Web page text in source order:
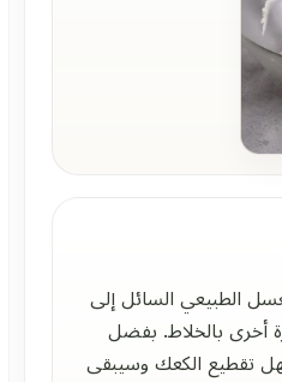
الطبيعي السائل إلى
أخرى بالخلاط. بفضل
تقطيع الكعك وسيبقى